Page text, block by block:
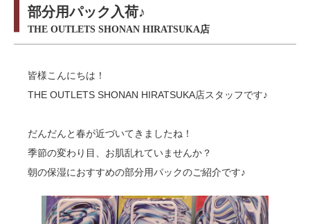
部分用パック入荷♪
THE OUTLETS SHONAN HIRATSUKA店
皆様こんにちは！
THE OUTLETS SHONAN HIRATSUKA店スタッフです♪
だんだんと春が近づいてきましたね！
季節の変わり目、お肌乱れていませんか？
朝の保湿におすすめの部分用パックのご紹介です♪